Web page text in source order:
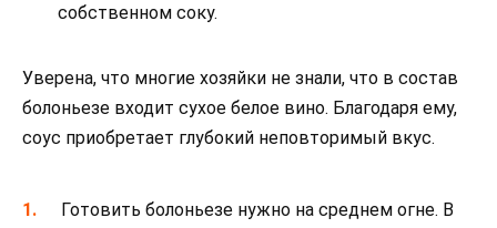
собственном соку.
Уверена, что многие хозяйки не знали, что в состав
болоньезе входит сухое белое вино. Благодаря ему,
соус приобретает глубокий неповторимый вкус.
Готовить болоньезе нужно на среднем огне. В